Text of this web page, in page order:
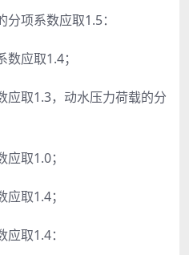
项系数应取1.5：
应取1.4；
应取1.3，动水压力荷载的分
取1.0；
取1.4；
取1.4：